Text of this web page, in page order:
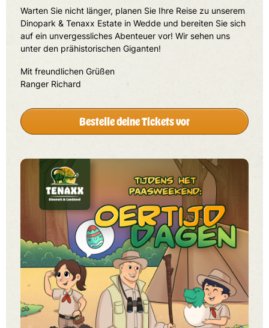
Warten Sie nicht länger, planen Sie Ihre Reise zu unserem
Dinopark & Tenaxx Estate in Wedde und bereiten Sie sich
auf ein unvergessliches Abenteuer vor! Wir sehen uns
unter den prähistorischen Giganten!
Mit freundlichen Grüßen
Ranger Richard
Bestelle deine Tickets vor